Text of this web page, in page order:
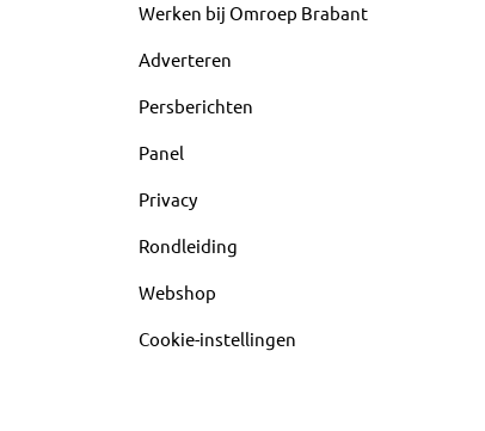
Werken bij Omroep Brabant
Adverteren
Persberichten
Panel
Privacy
Rondleiding
Webshop
Cookie-instellingen